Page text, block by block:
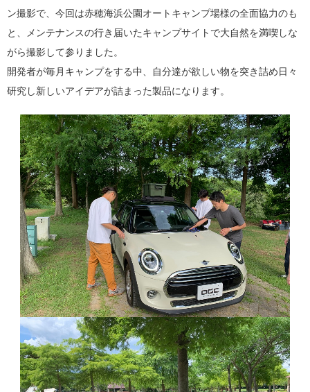
ン撮影で、今回は赤穂海浜公園オートキャンプ場様の全面協力のも
と、メンテナンスの行き届いたキャンプサイトで大自然を満喫しな
がら撮影して参りました。
開発者が毎月キャンプをする中、自分達が欲しい物を突き詰め日々
研究し新しいアイデアが詰まった製品になります。